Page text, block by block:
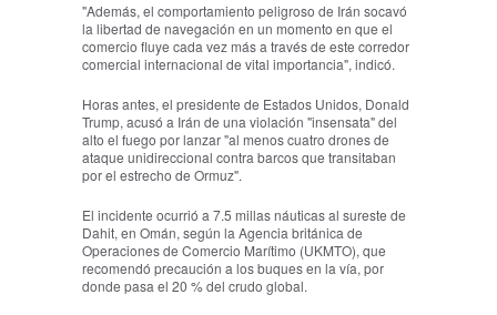
"Además, el comportamiento peligroso de Irán socavó
la libertad de navegación en un momento en que el
comercio fluye cada vez más a través de este corredor
comercial internacional de vital importancia", indicó.
Horas antes, el presidente de Estados Unidos, Donald
Trump, acusó a Irán de una violación "insensata" del
alto el fuego por lanzar "al menos cuatro drones de
ataque unidireccional contra barcos que transitaban
por el estrecho de Ormuz".
El incidente ocurrió a 7.5 millas náuticas al sureste de
Dahit, en Omán, según la Agencia británica de
Operaciones de Comercio Marítimo (UKMTO), que
recomendó precaución a los buques en la vía, por
donde pasa el 20 % del crudo global.